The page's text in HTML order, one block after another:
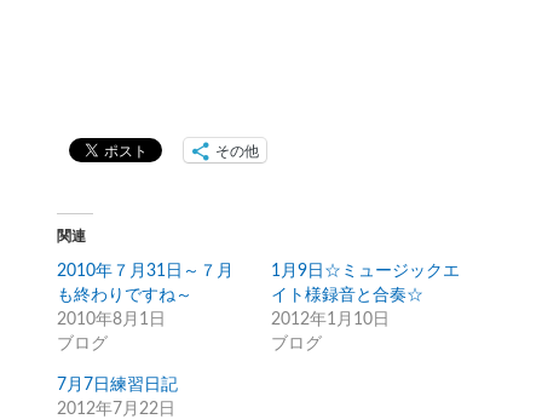
その他
関連
2010年７月31日～７月
も終わりですね～
2010年8月1日
ブログ
1月9日☆ミュージックエ
イト様録音と合奏☆
2012年1月10日
ブログ
7月7日練習日記
2012年7月22日